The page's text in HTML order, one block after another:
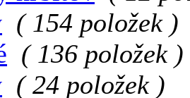
( 154 položek )
( 136 položek )
( 24 položek )